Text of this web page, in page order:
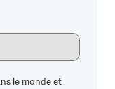
le monde et